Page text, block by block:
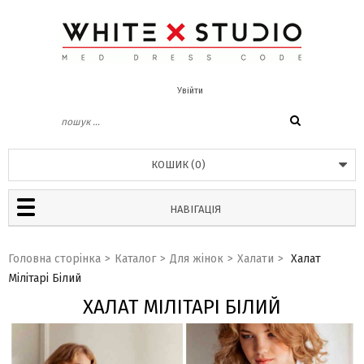
Увійти
КОШИК (0)
НАВІГАЦІЯ
Головна сторінка > Каталог > Для жінок > Халати > Халат
Мілітарі Білий
ХАЛАТ МІЛІТАРІ БІЛИЙ